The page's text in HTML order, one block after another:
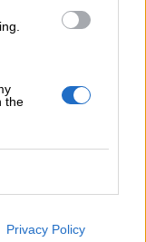
the
Privacy Policy
το Πρόγραμμα